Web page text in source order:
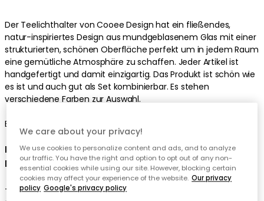
We care about your privacy!
We use cookies to personalize content and ads, and to analyze
our traffic. You have the right and option to opt out of any non-
essential cookies while using our site. However, blocking certain
cookies may affect your experience of the website. Our privacy
policy Google's privacy policy